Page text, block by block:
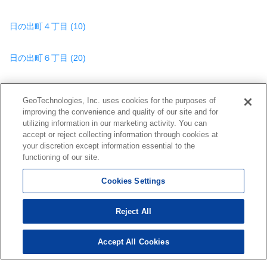
日の出町４丁目 (10)
日の出町６丁目 (20)
大和町３丁目 (2)
大和町４丁目 (30)
検索結果を見る
GeoTechnologies, Inc. uses cookies for the purposes of
improving the convenience and quality of our site and for
utilizing information in our marketing activity. You can
accept or reject collecting information through cookies at
your discretion except information essential to the
functioning of our site.
Cookies Settings
Reject All
Accept All Cookies